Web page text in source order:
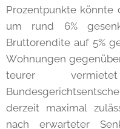
Prozentpunkte könnte
um rund 6%
Bruttorendite auf 5%
Wohnungen
teurer
derzeit maximal
nach erwarteter